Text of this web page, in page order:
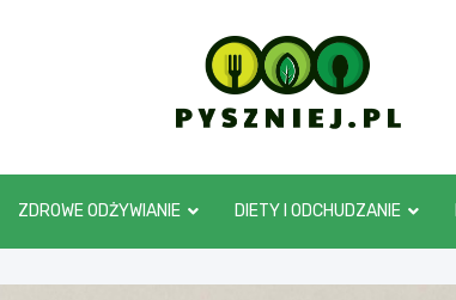
pyszniej.pl
ZDROWE ODŻYWIANIE DIETY I ODCHUDZANIE